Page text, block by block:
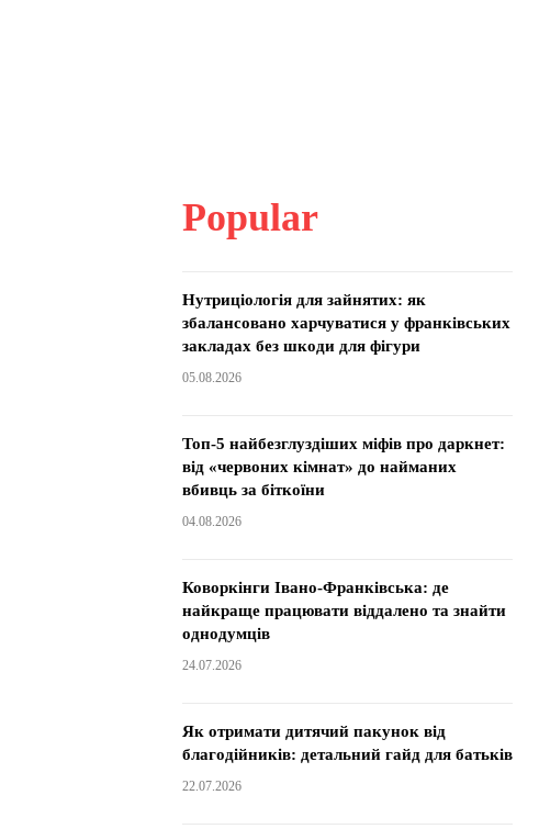
Popular
Нутриціологія для зайнятих: як
збалансовано харчуватися у франківських
закладах без шкоди для фігури
05.08.2026
Топ-5 найбезглуздіших міфів про даркнет:
від «червоних кімнат» до найманих
вбивць за біткоїни
04.08.2026
Коворкінги Івано-Франківська: де
найкраще працювати віддалено та знайти
однодумців
24.07.2026
Як отримати дитячий пакунок від
благодійників: детальний гайд для батьків
22.07.2026